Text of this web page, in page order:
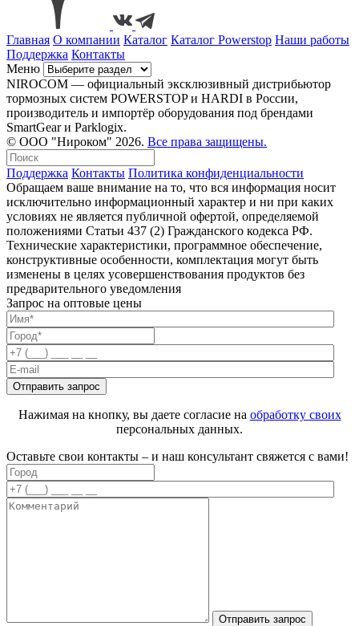
Главная О компании Каталог Каталог Powerstop Наши работы
Поддержка Контакты
Меню
NIROCOM — официальный эксклюзивный дистрибьютор
тормозных систем POWERSTOP и HARDI в России,
производитель и импортёр оборудования под брендами
SmartGear и Parklogix.
© ООО "Нироком" 2026. Все права защищены.
Поддержка Контакты Политика конфиденциальности
Обращаем ваше внимание на то, что вся информация носит
исключительно информационный характер и ни при каких
условиях не является публичной офертой, определяемой
положениями Статьи 437 (2) Гражданского кодекса РФ.
Технические характеристики, программное обеспечение,
конструктивные особенности, комплектация могут быть
изменены в целях усовершенствования продуктов без
предварительного уведомления
Запрос на оптовые цены
Нажимая на кнопку, вы даете согласие на обработку своих
персональных данных.
Оставьте свои контакты – и наш консультант свяжется с вами!